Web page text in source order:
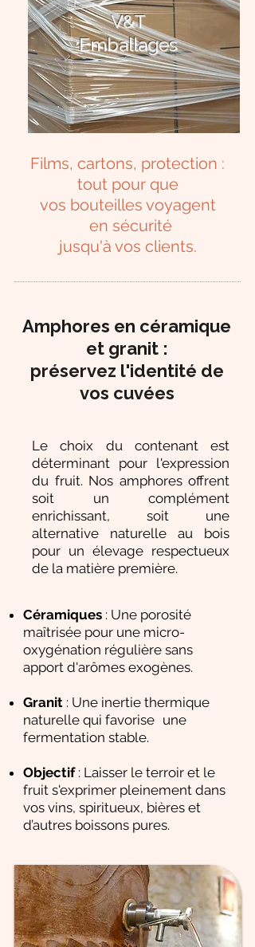
V&T
Emballages
Films, cartons, protection :
tout pour que
vos bouteilles voyagent
en sécurité
jusqu'à vos clients.
Amphores en céramique
et granit :
préservez l'identité de
vos cuvées
Le choix du contenant est
déterminant pour l'expression
du fruit. Nos amphores offrent
soit un complément
enrichissant, soit une
alternative naturelle au bois
pour un élevage respectueux
de la matière première.
Céramiques : Une porosité
maîtrisée pour une micro-
oxygénation régulière sans
apport d'arômes exogènes.
Granit : Une inertie thermique
naturelle qui favorise une
fermentation stable.
Objectif: Laisser le terroir et le
fruit s'exprimer pleinement dans
vos vins, spiritueux, bières et
d’autres boissons pures.